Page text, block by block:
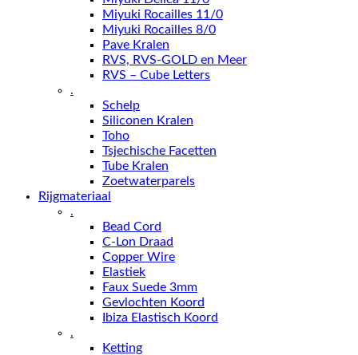
Miyuki Rocailles 11/0
Miyuki Rocailles 8/0
Pave Kralen
RVS, RVS-GOLD en Meer
RVS – Cube Letters
.
Schelp
Siliconen Kralen
Toho
Tsjechische Facetten
Tube Kralen
Zoetwaterparels
Rijgmateriaal
.
Bead Cord
C-Lon Draad
Copper Wire
Elastiek
Faux Suede 3mm
Gevlochten Koord
Ibiza Elastisch Koord
.
Ketting